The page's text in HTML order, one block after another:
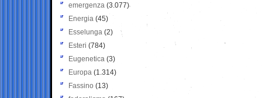
emergenza (3.077)
Energia (45)
Esselunga (2)
Esteri (784)
Eugenetica (3)
Europa (1.314)
Fassino (13)